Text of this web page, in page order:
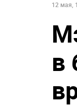
12 мая,
в